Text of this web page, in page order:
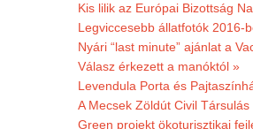
Kis lilik az Európai Bizottság
Legviccesebb állatfotók 2016-
Nyári “last minute” ajánlat a
Válasz érkezett a manóktól »
Levendula Porta és
A Mecsek Zöldút Civil
Green projekt ökoturisztikai